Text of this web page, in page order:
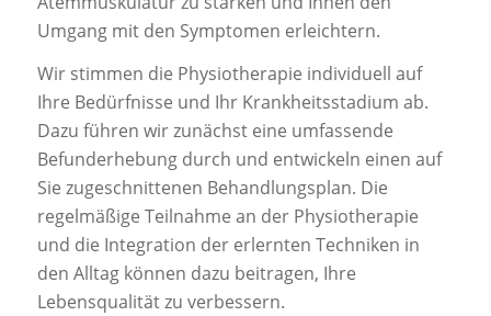
Umgang mit den Symptomen erleichtern.
Wir stimmen die Physiotherapie individuell auf
Ihre Bedürfnisse und Ihr Krankheitsstadium ab.
Dazu führen wir zunächst eine umfassende
Befunderhebung durch und entwickeln einen auf
Sie zugeschnittenen Behandlungsplan. Die
regelmäßige Teilnahme an der Physiotherapie
und die Integration der erlernten Techniken in
den Alltag können dazu beitragen, Ihre
Lebensqualität zu verbessern.